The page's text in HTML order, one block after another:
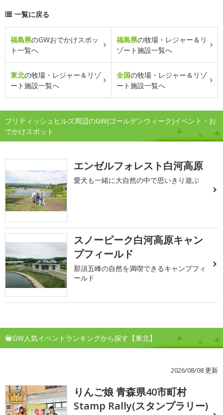
一覧に戻る
福島県のGWおでかけスポッ
ト一覧へ
福島県の牧場・レジャー＆リ
ゾート施設一覧へ
東北の牧場・レジャー＆リゾ
ート施設一覧へ
全国の牧場・レジャー＆リゾ
ート施設一覧へ
ブリティッシュヒルズ周辺のGW(ゴールデンウィーク)イベント・お
でかけスポット
エンゼルフォレスト白河高原
愛犬も一緒に大自然の中で思いきり遊ぶ
スノーピーク白河高原キャン
プフィールド
那須五峰の自然を満喫できるキャンプフィ
ールド
GW人気イベントランキングから探す【東北】
2026/08/08 更新
1
りんご娘 青森県40市町村
Stamp Rally(スタンプラリー)